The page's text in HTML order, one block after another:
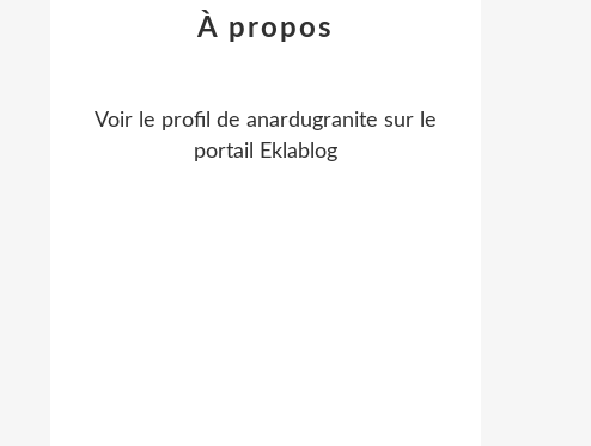
À propos
Voir le profil de anardugranite sur le
portail Eklablog